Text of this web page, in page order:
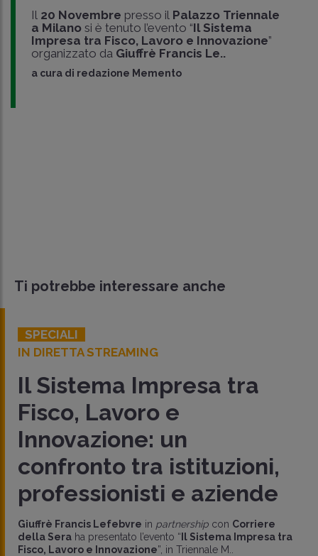
Il 20 Novembre presso il Palazzo Triennale
a Milanosi è tenuto l’evento “Il Sistema
Impresa tra Fisco, Lavoro e Innovazione”
organizzato da Giuffrè Francis Le..
a cura di redazione Memento
Ti potrebbe interessare anche
SPECIALI
IN DIRETTA STREAMING
Il Sistema Impresa tra
Fisco, Lavoro e
Innovazione: un
confronto tra istituzioni,
professionisti e aziende
Giuffrè Francis Lefebvre in partnership con Corriere
della Sera ha presentato l’evento “ Il Sistema Impresa tra
Fisco, Lavoro e Innovazione”, in Triennale M..